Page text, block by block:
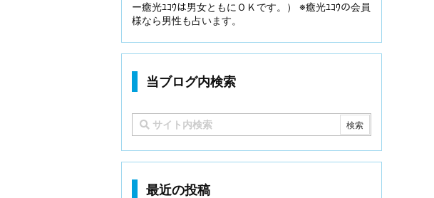
ー癒光ﾕｺｳは男女ともにＯＫです。） ※癒光ﾕｺｳの会員
様なら男性も占います。
当ブログ内検索
最近の投稿